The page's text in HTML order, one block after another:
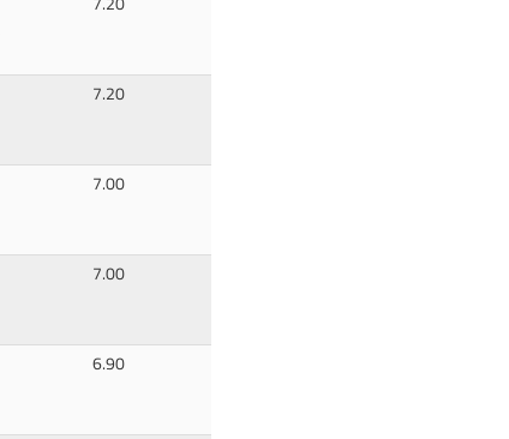
7.20
7.00
7.00
6.90